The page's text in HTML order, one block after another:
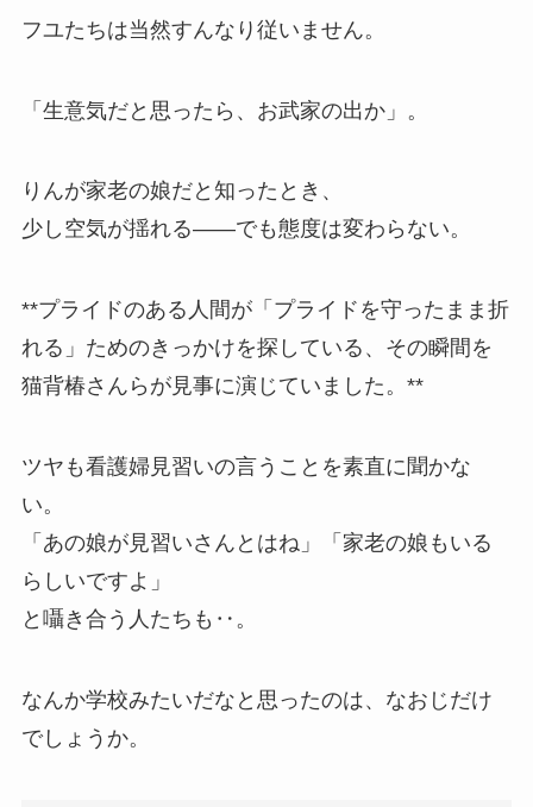
フユたちは当然すんなり従いません。
「生意気だと思ったら、お武家の出か」。
りんが家老の娘だと知ったとき、
少し空気が揺れる——でも態度は変わらない。
**プライドのある人間が「プライドを守ったまま折
れる」ためのきっかけを探している、その瞬間を
猫背椿さんらが見事に演じていました。**
ツヤも看護婦見習いの言うことを素直に聞かな
い。
「あの娘が見習いさんとはね」「家老の娘もいる
らしいですよ」
と囁き合う人たちも‥。
なんか学校みたいだなと思ったのは、なおじだけ
でしょうか。